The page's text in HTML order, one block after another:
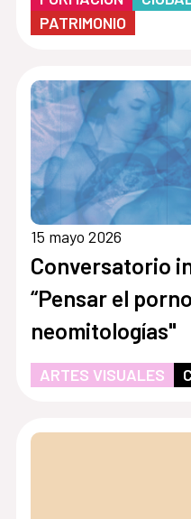
PATRIMONIO
15 mayo 2026
Conversatorio
“Pensar el
neomitologías"
ARTES VISUALES